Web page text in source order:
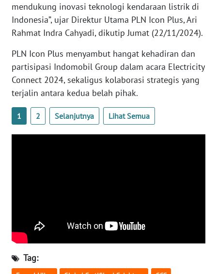
mendukung inovasi teknologi kendaraan listrik di
Indonesia”, ujar Direktur Utama PLN Icon Plus, Ari
Rahmat Indra Cahyadi, dikutip Jumat (22/11/2024).
PLN Icon Plus menyambut hangat kehadiran dan
partisipasi Indomobil Group dalam acara Electricity
Connect 2024, sekaligus kolaborasi strategis yang
terjalin antara kedua belah pihak.
1 2 Selanjutnya Lihat Semua
Tag:
WN
SULTENG
SULBAR
WN
BABEL
WN
SUMBAR
WN
LAMPUNG
WN
JATENG